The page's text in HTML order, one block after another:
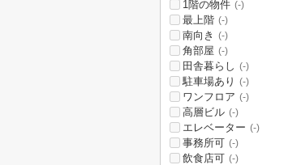
1階の物件 (-)
最上階 (-)
南向き (-)
角部屋 (-)
田舎暮らし (-)
駐車場あり (-)
ワンフロア (-)
高層ビル (-)
エレベーター (-)
事務所可 (-)
飲食店可 (-)